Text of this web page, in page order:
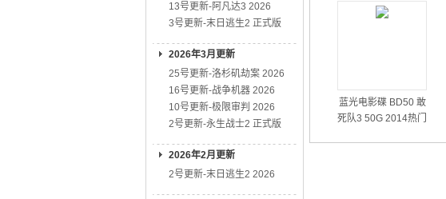
13号更新-阿凡达3 2026
3号更新-末日逃生2 正式版
2026年3月更新
25号更新-洛杉矶劫案 2026
16号更新-战争机器 2026
10号更新-极限审判 2026
2号更新-永生战士2 正式版
2026年2月更新
2号更新-末日逃生2 2026
蓝光电影碟 BD50 敢
死队3 50G 2014热门